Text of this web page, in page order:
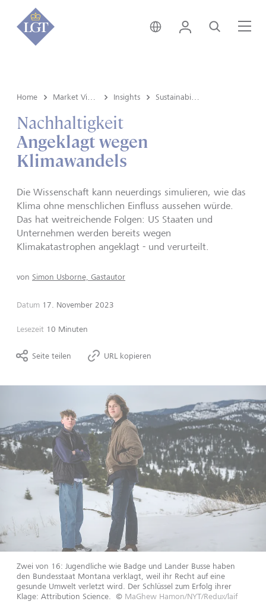
Deutschland • Deutsch
Login Suche
Home Insights
Nachhaltigkeit
Angeklagt wegen
Klimawandels
Die Wissenschaft kann neuerdings simulieren, wie das
Klima ohne menschlichen Einfluss aussehen würde.
Das hat weitreichende Folgen: US Staaten und
Unternehmen werden bereits wegen
Klimakatastrophen angeklagt - und verurteilt.
von Simon Usborne, Gastautor
Datum 17. November 2023
Lesezeit 10 Minuten
Seite teilen URL kopieren
Zwei von 16: Jugendliche wie Badge und Lander Busse haben
den Bundesstaat Montana verklagt, weil ihr Recht auf eine
gesunde Umwelt verletzt wird. Der Schlüssel zum Erfolg ihrer
Klage: Attribution Science.
© MaGhew Hamon/NYT/Redux/laif